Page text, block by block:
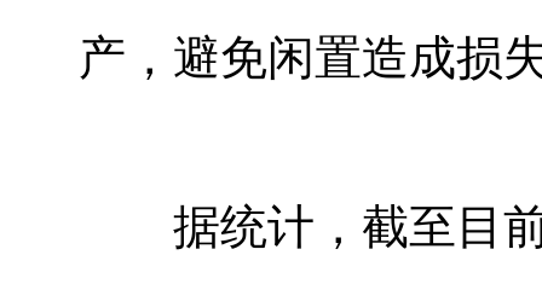
产，避免闲置造成损
据统计，截至目前